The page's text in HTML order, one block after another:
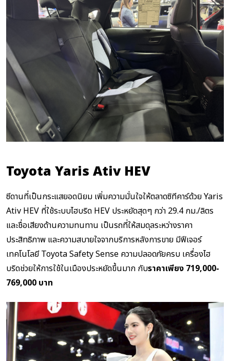
Toyota Yaris Ativ HEV
ซีดานที่เป็นกระแสยอดนิยม เพิ่มความมั่นใจให้ตลาดซิทีคาร์ด้วย Yaris
Ativ HEV ที่ใช้ระบบไฮบริด HEV ประหยัดสุดๆ กว่า 29.4 กม./ลิตร
และชื่อเสียงด้านความทนทาน เป็นรถที่ให้สมดุลระหว่างราคา
ประสิทธิภาพ และความสบายใจจากบริการหลังการขาย มีฟีเจอร์
เทคโนโลยี Toyota Safety Sense ความปลอดภัยครบ เครื่องไฮ
บริดช่วยให้การใช้ในเมืองประหยัดขึ้นมาก กับราคาเพียง 719,000-
769,000 บาท